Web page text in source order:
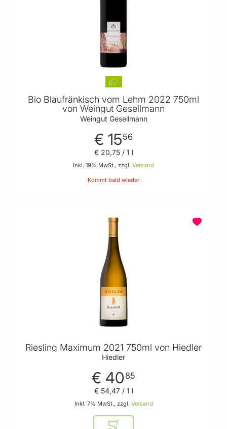
Bio Blaufränkisch vom Lehm 2022 750ml
von Weingut Gesellmann
Weingut Gesellmann
€ 1556
Inkl. 19% MwSt., zzgl. Versand
€ 20,75/ 1 l
Kommt bald wieder
Riesling Maximum 2021 750ml von Hiedler
Hiedler
€ 40 85
Inkl. 7% MwSt., zzgl. Versand
€ 54,47/ 1 l